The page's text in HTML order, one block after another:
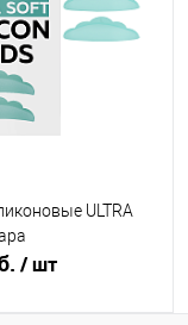
1
Сравнение
ULTRA
/ шт